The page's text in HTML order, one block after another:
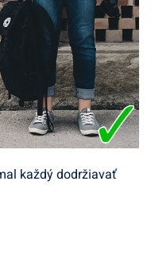
každý dodržiavať